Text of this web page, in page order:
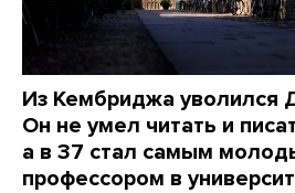
Из Кембриджа уволился
Он не умел читать и
а в 37 стал самым
профессором в